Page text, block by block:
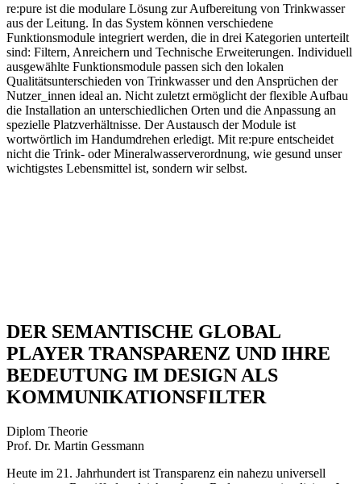
re:pure ist die modulare Lösung zur Aufbereitung von Trinkwasser
aus der Leitung. In das System können verschiedene
Funktionsmodule integriert werden, die in drei Kategorien unterteilt
sind: Filtern, Anreichern und Technische Erweiterungen. Individuell
ausgewählte Funktionsmodule passen sich den lokalen
Qualitätsunterschieden von Trinkwasser und den Ansprüchen der
Nutzer_innen ideal an. Nicht zuletzt ermöglicht der flexible Aufbau
die Installation an unterschiedlichen Orten und die Anpassung an
spezielle Platzverhältnisse. Der Austausch der Module ist
wortwörtlich im Handumdrehen erledigt. Mit re:pure entscheidet
nicht die Trink- oder Mineralwasserverordnung, wie gesund unser
wichtigstes Lebensmittel ist, sondern wir selbst.
DER SEMANTISCHE GLOBAL
PLAYER TRANSPARENZ UND IHRE
BEDEUTUNG IM DESIGN ALS
KOMMUNIKATIONSFILTER
Diplom Theorie
Prof. Dr. Martin Gessmann
Heute im 21. Jahrhundert ist Transparenz ein nahezu universell